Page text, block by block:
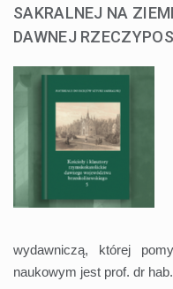
SAKRALNEJ NA
DAWNEJ
wydawniczą, której
naukowym jest prof. dr hab.